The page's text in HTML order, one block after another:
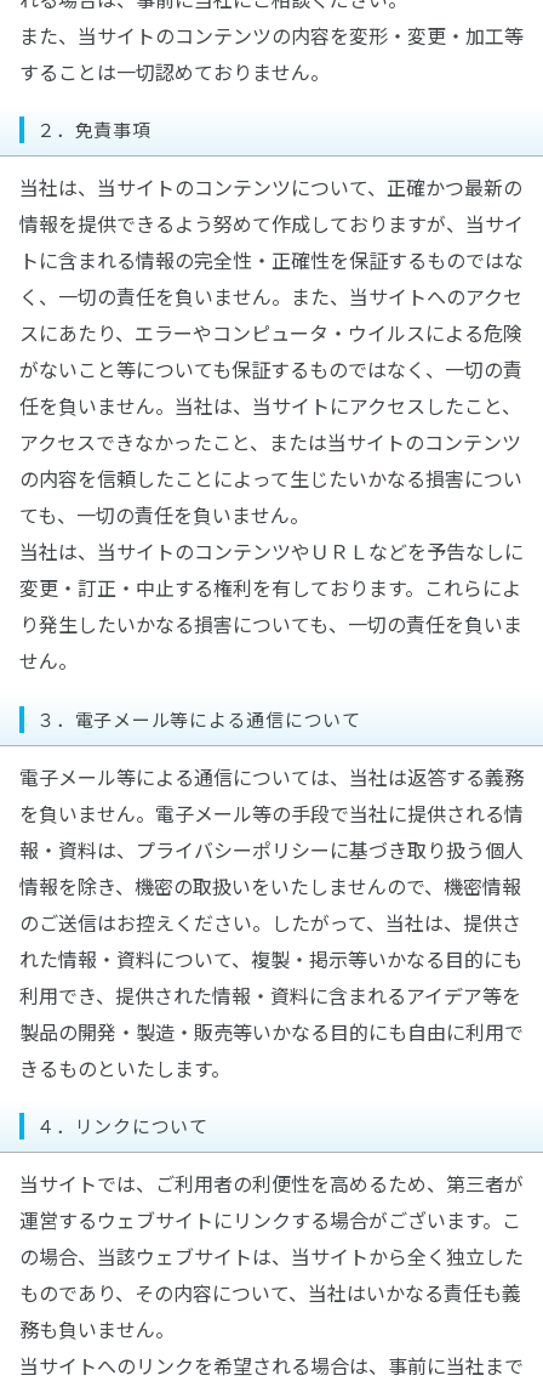
また、当サイトのコンテンツの内容を変形・変更・加工等
することは一切認めておりません。
２．免責事項
当社は、当サイトのコンテンツについて、正確かつ最新の
情報を提供できるよう努めて作成しておりますが、当サイ
トに含まれる情報の完全性・正確性を保証するものではな
く、一切の責任を負いません。また、当サイトへのアクセ
スにあたり、エラーやコンピュータ・ウイルスによる危険
がないこと等についても保証するものではなく、一切の責
任を負いません。当社は、当サイトにアクセスしたこと、
アクセスできなかったこと、または当サイトのコンテンツ
の内容を信頼したことによって生じたいかなる損害につい
ても、一切の責任を負いません。
当社は、当サイトのコンテンツやＵＲＬなどを予告なしに
変更・訂正・中止する権利を有しております。これらによ
り発生したいかなる損害についても、一切の責任を負いま
せん。
３．電子メール等による通信について
電子メール等による通信については、当社は返答する義務
を負いません。電子メール等の手段で当社に提供される情
報・資料は、プライバシーポリシーに基づき取り扱う個人
情報を除き、機密の取扱いをいたしませんので、機密情報
のご送信はお控えください。したがって、当社は、提供さ
れた情報・資料について、複製・掲示等いかなる目的にも
利用でき、提供された情報・資料に含まれるアイデア等を
製品の開発・製造・販売等いかなる目的にも自由に利用で
きるものといたします。
４．リンクについて
当サイトでは、ご利用者の利便性を高めるため、第三者が
運営するウェブサイトにリンクする場合がございます。こ
の場合、当該ウェブサイトは、当サイトから全く独立した
ものであり、その内容について、当社はいかなる責任も義
務も負いません。
当サイトへのリンクを希望される場合は、事前に当社まで